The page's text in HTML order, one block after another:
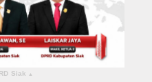
Siak ▴